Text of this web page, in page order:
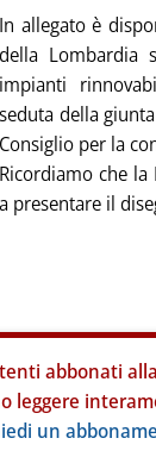
In allegato è
della Lombardia
impianti
seduta della
Consiglio per la
Ricordiamo che
a presentare il
abbonati
leggere
un